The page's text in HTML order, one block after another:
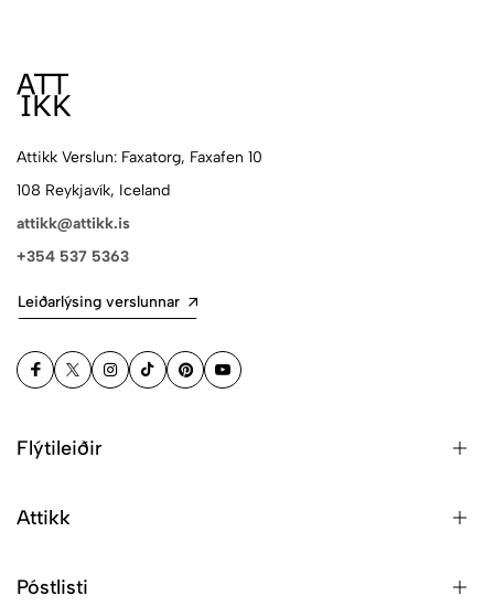
Attikk Verslun: Faxatorg, Faxafen 10
108 Reykjavík, Iceland
attikk@attikk.is
+354 537 5363
Leiðarlýsing verslunnar
Flýtileiðir
Attikk
Póstlisti